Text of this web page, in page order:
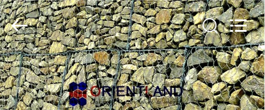
منزل،
بيت
Wire
Mesh
Products
Co.,
Ltd.
All
Rights
Reserved.
Developed
by
ECER